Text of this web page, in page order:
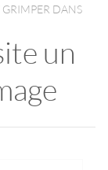
GRIMPER DANS
un